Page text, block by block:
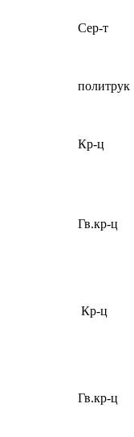
Сер-т
политрук
Кр-ц
Гв.кр-ц
Кр-ц
Гв.кр-ц